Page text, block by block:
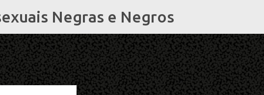
Negras e Negros